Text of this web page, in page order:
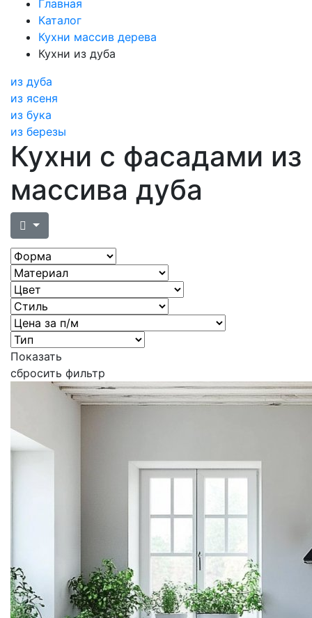
Главная
Каталог
Кухни массив дерева
Кухни из дуба
из дуба
из ясеня
из бука
из березы
Кухни с фасадами из
массива дуба
Показать
сбросить фильтр